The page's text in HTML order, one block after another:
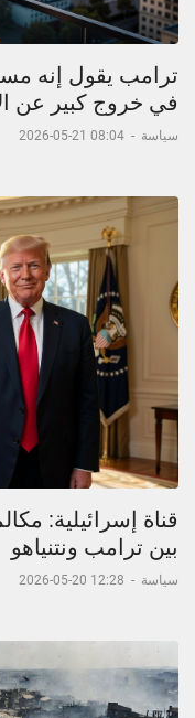
ترامب يقول إنه
في خروج كبير عن
سياسة -
08:04 21-05-2026
قناة إسرائيلية:
بين ترامب ونتنياهو
سياسة -
12:28 20-05-2026